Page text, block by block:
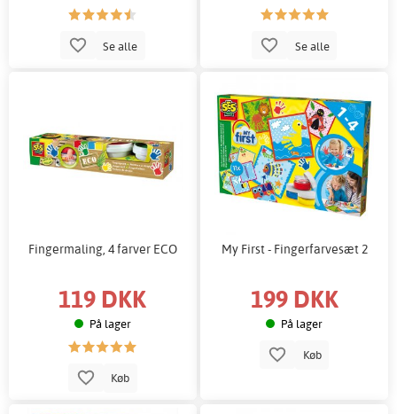
Se alle Se alle
Fingermaling, 4 farver ECO
119 DKK
På lager
Køb
My First - Fingerfarvesæt 2
199 DKK
På lager
Køb